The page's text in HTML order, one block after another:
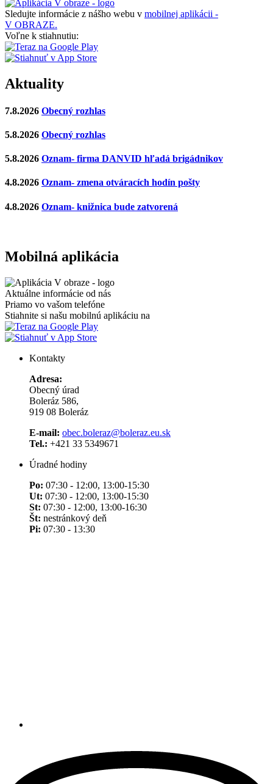
Sledujte informácie z nášho webu v mobilnej aplikácii -
V OBRAZE.
Voľne k stiahnutiu:
Aktuality
7.8.2026 Obecný rozhlas
5.8.2026 Obecný rozhlas
5.8.2026 Oznam- firma DANVID hľadá brigádnikov
4.8.2026 Oznam- zmena otváracích hodín pošty
4.8.2026 Oznam- knižnica bude zatvorená
Mobilná aplikácia
Aktuálne informácie od nás
Priamo vo vašom telefóne
Stiahnite si našu mobilnú aplikáciu na
Kontakty
Adresa:
Obecný úrad
Boleráz 586,
919 08 Boleráz
E-mail: obec.boleraz@boleraz.eu.sk
Tel.: +421 33 5349671
Úradné hodiny
Po: 07:30 - 12:00, 13:00-15:30
Ut: 07:30 - 12:00, 13:00-15:30
St: 07:30 - 12:00, 13:00-16:30
Št: nestránkový deň
Pi: 07:30 - 13:30